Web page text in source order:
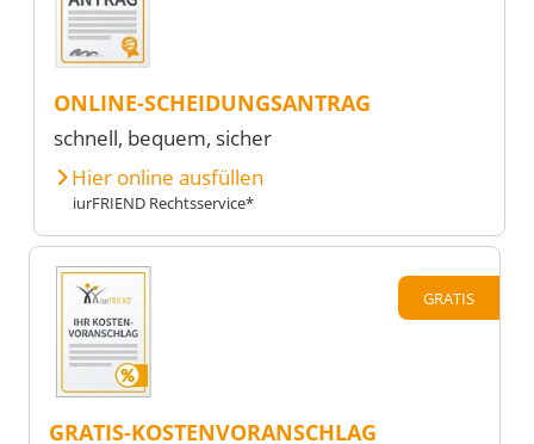
ONLINE-SCHEIDUNGSANTRAG
schnell, bequem, sicher
Hier online ausfüllen
iurFRIEND Rechtsservice*
GRATIS
GRATIS-KOSTENVORANSCHLAG